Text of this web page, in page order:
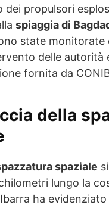
dei propulsori
spiaggia di
state monitorate
delle autorità
fornita da
della
spaziale
lungo la
ha